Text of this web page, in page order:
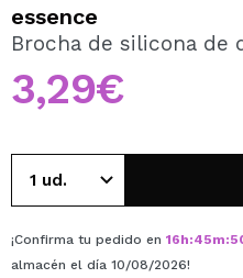
Al crear una cuenta en
tus compras rápidamente,
pedidos y consultar tus
essence
Brocha de silicona de
3,29€
¡Confirma tu pedido en 16h:45m:
almacén el día 10/08/2026!